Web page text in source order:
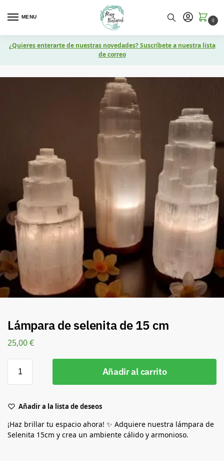
MENU
0
¿Quieres enterarte de nuestras novedades? Suscríbete a nuestra lista
de correo
Lámpara de selenita de 15 cm
25,00€
Añadir al carrito
Añadir a la lista de deseos
¡Haz brillar tu espacio ahora! ✨ Adquiere nuestra lámpara de
Selenita 15cm y crea un ambiente cálido y armonioso.